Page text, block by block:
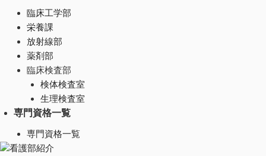
臨床工学部
栄養課
放射線部
薬剤部
臨床検査部
検体検査室
生理検査室
専門資格一覧
専門資格一覧
看護部紹介